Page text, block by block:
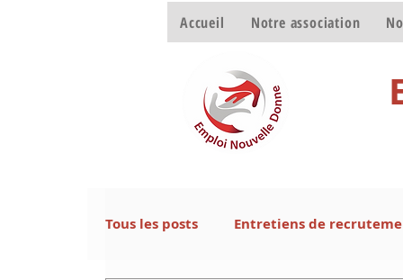
Accueil Notre association
Tous les posts Entretiens de